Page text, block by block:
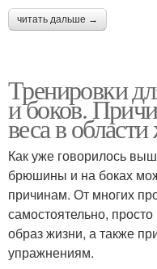
читать дальше →
Тренировки
и боков.
веса в
Как уже говорилось
брюшины и на боках
причинам. От многих
самостоятельно,
образ жизни, а также
упражнениям.